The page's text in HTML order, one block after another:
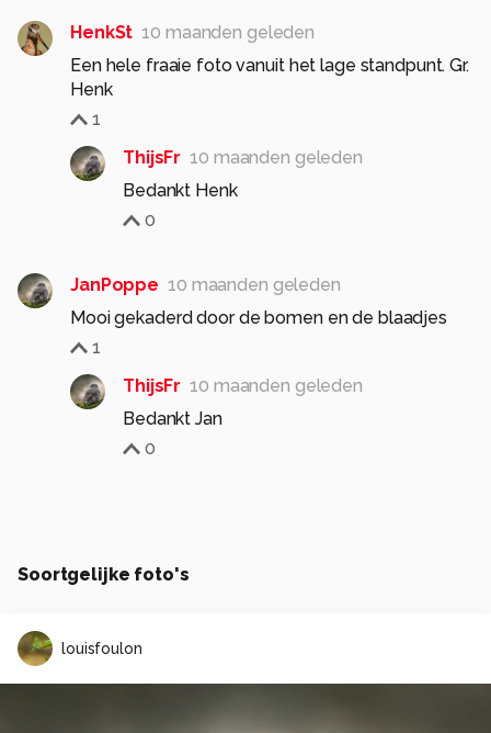
HenkSt 10 maanden geleden
Een hele fraaie foto vanuit het lage standpunt. Gr.
Henk
1
ThijsFr 10 maanden geleden
Bedankt Henk
0
JanPoppe 10 maanden geleden
Mooi gekaderd door de bomen en de blaadjes
1
ThijsFr 10 maanden geleden
Bedankt Jan
0
Soortgelijke foto's
louisfoulon